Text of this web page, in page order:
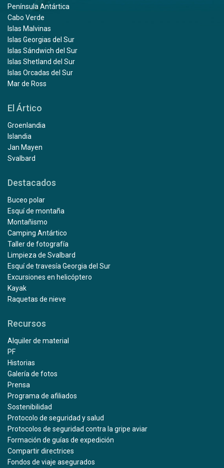
Península Antártica
Cabo Verde
Islas Malvinas
Islas Georgias del Sur
Islas Sándwich del Sur
Islas Shetland del Sur
Islas Orcadas del Sur
Mar de Ross
El Ártico
Groenlandia
Islandia
Jan Mayen
Svalbard
Destacados
Buceo polar
Esquí de montaña
Montañismo
Camping Antártico
Taller de fotografía
Limpieza de Svalbard
Esquí de travesía Georgia del Sur
Excursiones en helicóptero
Kayak
Raquetas de nieve
Recursos
Alquiler de material
PF
Historias
Galería de fotos
Prensa
Programa de afiliados
Sostenibilidad
Protocolo de seguridad y salud
Protocolos de seguridad contra la gripe aviar
Formación de guías de expedición
Compartir directrices
Fondos de viaje asegurados